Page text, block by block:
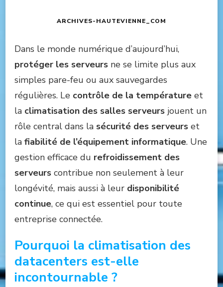
ARCHIVES-HAUTEVIENNE_COM
Dans le monde numérique d’aujourd’hui,
protéger les serveurs ne se limite plus aux
simples pare-feu ou aux sauvegardes
régulières. Le contrôle de la température et
la climatisation des salles serveurs jouent un
rôle central dans la sécurité des serveurs et
la fiabilité de l’équipement informatique. Une
gestion efficace du refroidissement des
serveurs contribue non seulement à leur
longévité, mais aussi à leur disponibilité
continue, ce qui est essentiel pour toute
entreprise connectée.
Pourquoi la climatisation des
datacenters est-elle
incontournable ?